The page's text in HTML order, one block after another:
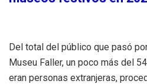
Del total del público que pasó
Museu Faller, un poco más del
eran personas extranjeras,